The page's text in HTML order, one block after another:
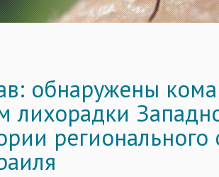
обнаружены
лихорадки
регионального